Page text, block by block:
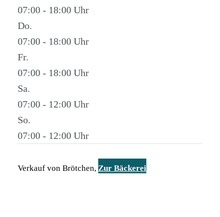
07:00 - 18:00
Do.
07:00 - 18:00
Fr.
07:00 - 18:00
Sa.
07:00 - 12:00
So.
07:00 - 12:00
Verkauf von Brötchen, Zur Bäckerei